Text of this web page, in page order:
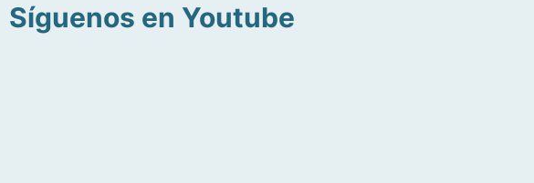
Síguenos en Youtube